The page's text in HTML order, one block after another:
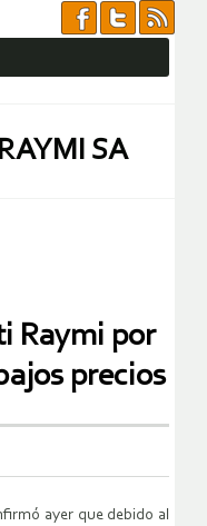
SA
Raymi por
precios
ayer que debido al